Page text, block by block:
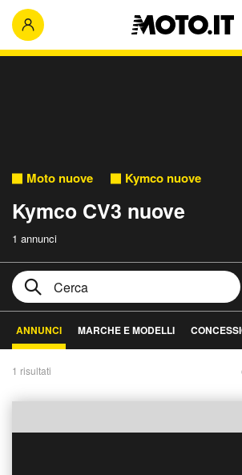
Moto nuove Kymco nuove
Kymco CV3 nuove
1 annunci
ANNUNCI MARCHE E MODELLI
1 risultati